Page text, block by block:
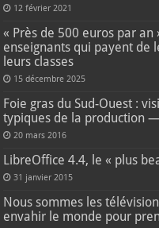
12 février 2021
« Près de 500 euros par
enseignants qui payent de
leurs classes
15 décembre 2025
Foie gras du Sud-Ouest :
typiques de la production —
20 mars 2016
LibreOffice 4.4, le « plus
31 janvier 2015
Nous sommes les
envahir le monde pour